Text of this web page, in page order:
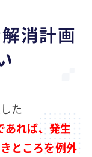
消計画
た
れば、発生
ところを例外